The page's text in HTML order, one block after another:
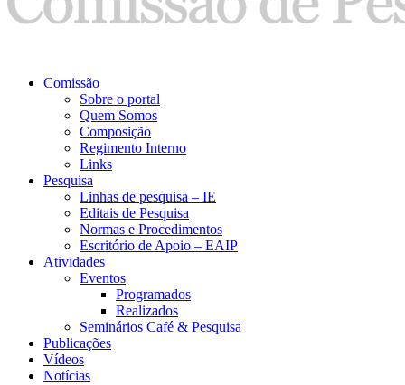
Comissão
Sobre o portal
Quem Somos
Composição
Regimento Interno
Links
Pesquisa
Linhas de pesquisa – IE
Editais de Pesquisa
Normas e Procedimentos
Escritório de Apoio – EAIP
Atividades
Eventos
Programados
Realizados
Seminários Café & Pesquisa
Publicações
Vídeos
Notícias